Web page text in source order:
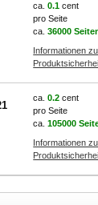
ca.0.1cent
pro Seite
ca.36000
Informationen
ca.0.2cent
pro Seite
ca.105000
Informationen